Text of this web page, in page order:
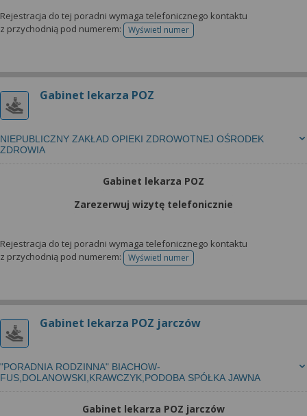
Rejestracja do tej poradni wymaga telefonicznego kontaktu
z przychodnią pod numerem:
Wyświetl numertelefonu do rejestracji
Gabinet lekarza POZ
NIEPUBLICZNY ZAKŁAD OPIEKI ZDROWOTNEJ OŚRODEK
ZDROWIA
Gabinet lekarza POZ
Zarezerwuj wizytę telefonicznie
Rejestracja do tej poradni wymaga telefonicznego kontaktu
z przychodnią pod numerem:
Wyświetl numertelefonu do rejestracji
Gabinet lekarza POZ jarczów
"PORADNIA RODZINNA" BIACHOW-
FUS,DOLANOWSKI,KRAWCZYK,PODOBA SPÓŁKA JAWNA
Gabinet lekarza POZ jarczów